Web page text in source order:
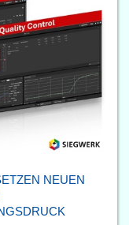
NEUEN